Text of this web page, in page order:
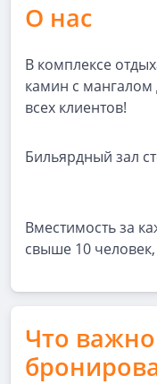
О нас
В комплексе
камин с
всех клиентов!
Бильярдный зал
Вместимость за
свыше 10
Что